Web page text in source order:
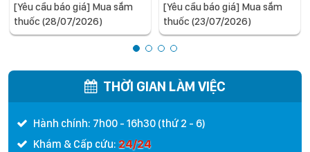
[Yêu cầu báo giá] Mua sắm
thuốc (28/07/2026)
[Yêu cầu báo giá] Mua sắm
thuốc (23/07/2026)
THỜI GIAN LÀM VIỆC
Hành chính: 7h00 - 16h30 (thứ 2 - 6)
Khám & Cấp cứu: 24/24